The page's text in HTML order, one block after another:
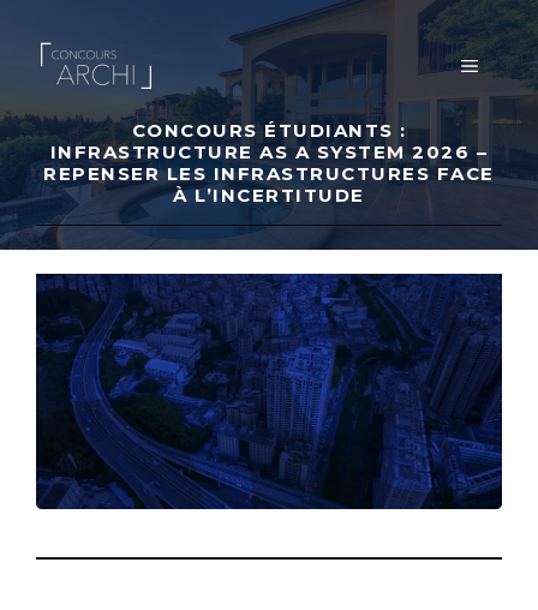
contenu
MENU
CONCOURS ÉTUDIANTS :
INFRASTRUCTURE AS A SYSTEM 2026 –
REPENSER LES INFRASTRUCTURES FACE
À L’INCERTITUDE